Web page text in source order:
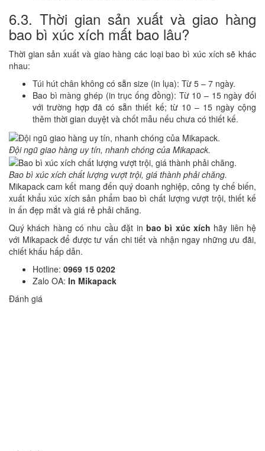
6.3. Thời gian sản xuất và giao hàng
bao bì xúc xích mất bao lâu?
Thời gian sản xuất và giao hàng các loại bao bì xúc xích sẽ khác
nhau:
Túi hút chân không có sẵn size (in lụa): Từ 5 – 7 ngày.
Bao bì màng ghép (in trục ống đồng): Từ 10 – 15 ngày đối
với trường hợp đã có sẵn thiết kế; từ 10 – 15 ngày cộng
thêm thời gian duyệt và chốt mẫu nếu chưa có thiết kế.
Đội ngũ giao hàng uy tín, nhanh chóng của Mikapack.
Bao bì xúc xích chất lượng vượt trội, giá thành phải chăng.
Mikapack cam kết mang đến quý doanh nghiệp, công ty chế biến,
xuất khẩu xúc xích sản phẩm bao bì chất lượng vượt trội, thiết kế
in ấn đẹp mắt và giá rẻ phải chăng.
Quý khách hàng có nhu cầu đặt in bao bì xúc xích hãy liên hệ
với Mikapack để được tư vấn chi tiết và nhận ngay những ưu đãi,
chiết khấu hấp dẫn.
Hotline: 0969 15 0202
Zalo OA: In Mikapack
Đánh giá